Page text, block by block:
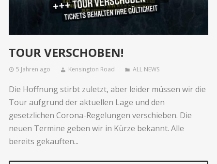
TOUR VERSCHOBEN!
5 Jahren ago Kensington Road ALL NEWS
Die Hoffnung stirbt zuletzt, aber leider müssen wir die
Tour aufgrund der aktuellen Lage und den
gesetzlichen Corona-Regelungen verschieben. Die
neuen Termine geben wir in Kürze bekannt. Alle
bereits gekauften...